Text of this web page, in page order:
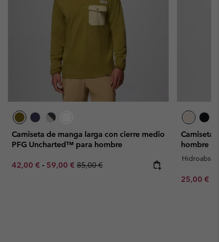
Camiseta de manga larga con cierre medio
PFG Uncharted™ para hombre
Minimum sale price:
42,00 € - Maximum sale price:
59,00 € Regular price:
85,00 €
Camiseta
hombre
Minimum
25,00 €